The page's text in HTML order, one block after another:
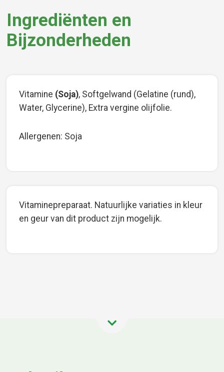
Ingrediënten en
Bijzonderheden
Vitamine (Soja), Softgelwand (Gelatine (rund),
Water, Glycerine), Extra vergine olijfolie.
Allergenen: Soja
Vitaminepreparaat. Natuurlijke variaties in kleur
en geur van dit product zijn mogelijk.